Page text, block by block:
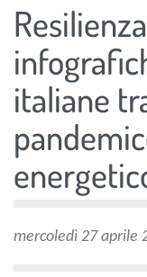
torna al menu di scelta
italiane
mercoledì 27 aprile